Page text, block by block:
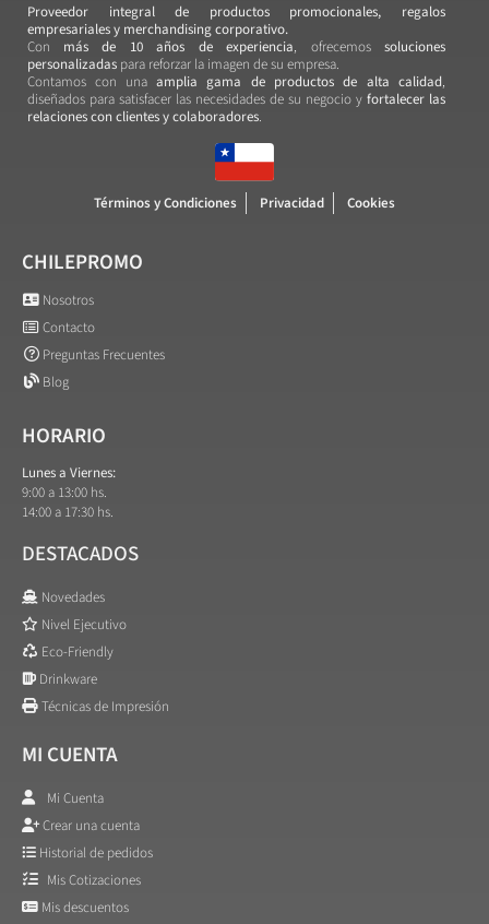
Proveedor integral de productos promocionales, regalos
empresariales y merchandising corporativo.
Con más de 10 años de experiencia, ofrecemos soluciones
personalizadas para reforzar la imagen de su empresa.
Contamos con una amplia gama de productos de alta calidad,
diseñados para satisfacer las necesidades de su negocio y fortalecer las
relaciones con clientes y colaboradores.
Términos y Condiciones Privacidad Cookies
CHILEPROMO
Nosotros
Contacto
Preguntas Frecuentes
Blog
HORARIO
Lunes a Viernes:
9:00 a 13:00 hs.
14:00 a 17:30 hs.
DESTACADOS
Novedades
Nivel Ejecutivo
Eco-Friendly
Drinkware
Técnicas de Impresión
MI CUENTA
Mi Cuenta
Crear una cuenta
Historial de pedidos
Mis Cotizaciones
Mis descuentos